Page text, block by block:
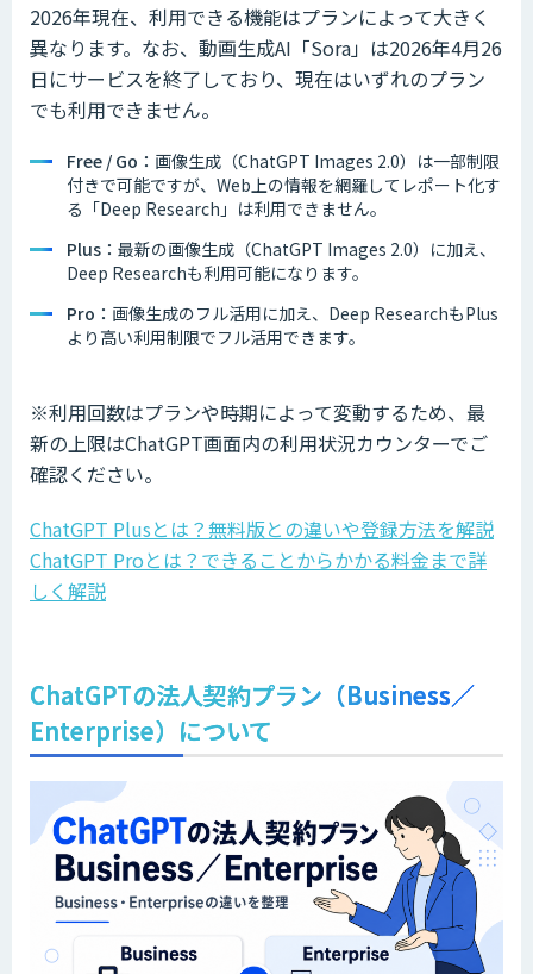
2026年現在、利用できる機能はプランによって大きく
異なります。なお、動画生成AI「Sora」は2026年4月26
日にサービスを終了しており、現在はいずれのプラン
でも利用できません。
Free / Go： 画像生成（ChatGPT Images 2.0）は一部制限
付きで可能ですが、Web上の情報を網羅してレポート化す
る「Deep Research」は利用できません。
Plus： 最新の画像生成（ChatGPT Images 2.0）に加え、
Deep Researchも利用可能になります。
Pro： 画像生成のフル活用に加え、Deep ResearchもPlus
より高い利用制限でフル活用できます。
※利用回数はプランや時期によって変動するため、最
新の上限はChatGPT画面内の利用状況カウンターでご
確認ください。
ChatGPT Plusとは？無料版との違いや登録方法を解説
ChatGPT Proとは？できることからかかる料金まで詳
しく解説
ChatGPTの法人契約プラン（Business／
Enterprise）について